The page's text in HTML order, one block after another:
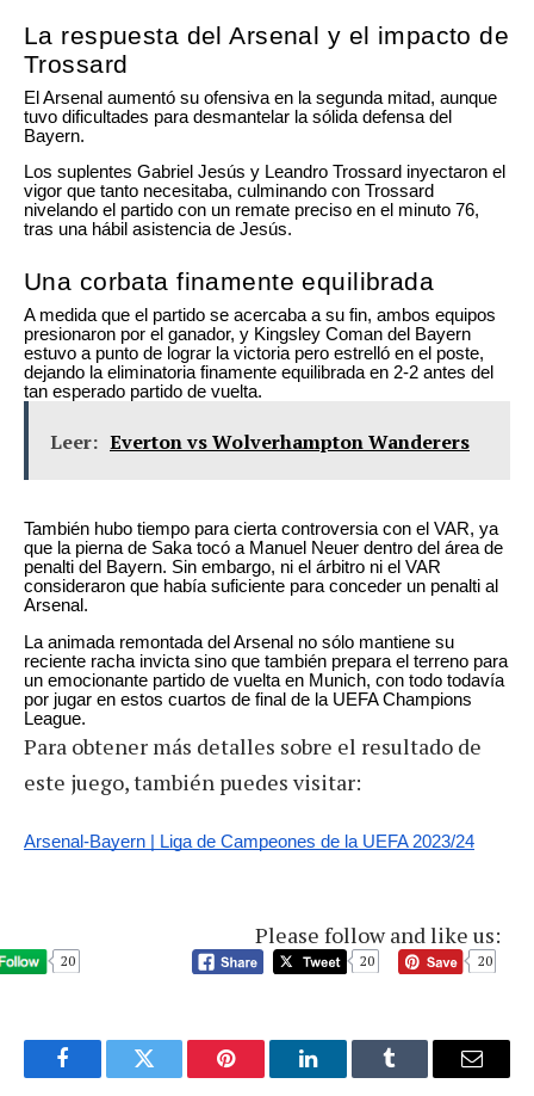
La respuesta del Arsenal y el impacto de
Trossard
El Arsenal aumentó su ofensiva en la segunda mitad, aunque
tuvo dificultades para desmantelar la sólida defensa del
Bayern.
Los suplentes Gabriel Jesús y Leandro Trossard inyectaron el
vigor que tanto necesitaba, culminando con Trossard
nivelando el partido con un remate preciso en el minuto 76,
tras una hábil asistencia de Jesús.
Una corbata finamente equilibrada
A medida que el partido se acercaba a su fin, ambos equipos
presionaron por el ganador, y Kingsley Coman del Bayern
estuvo a punto de lograr la victoria pero estrelló en el poste,
dejando la eliminatoria finamente equilibrada en 2-2 antes del
tan esperado partido de vuelta.
Leer: Everton vs Wolverhampton Wanderers
También hubo tiempo para cierta controversia con el VAR, ya
que la pierna de Saka tocó a Manuel Neuer dentro del área de
penalti del Bayern. Sin embargo, ni el árbitro ni el VAR
consideraron que había suficiente para conceder un penalti al
Arsenal.
La animada remontada del Arsenal no sólo mantiene su
reciente racha invicta sino que también prepara el terreno para
un emocionante partido de vuelta en Munich, con todo todavía
por jugar en estos cuartos de final de la UEFA Champions
League.
Para obtener más detalles sobre el resultado de
este juego, también puedes visitar:
Arsenal-Bayern | Liga de Campeones de la UEFA 2023/24
Please follow and like us:
20 20 20
FacebookTwitter Pinterest LinkedInTumblr Email